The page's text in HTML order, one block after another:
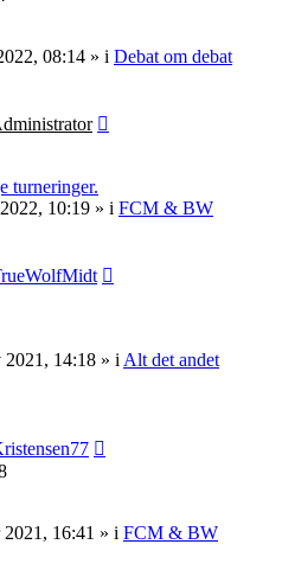
08:14 » i Debat om debat
turneringer.
10:19 » i FCM & BW
2021, 14:18 » i Alt det andet
2021, 16:41 » i FCM & BW